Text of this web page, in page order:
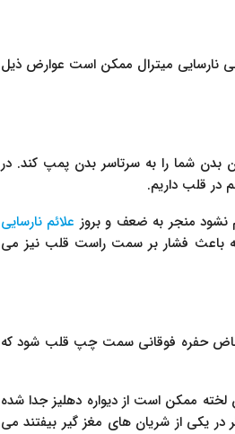
نارسایی میترال ممکن است عوارض ذیل
بدن شما را به سرتاسر بدن پمپ کند. در
در قلب داریم.
نشود منجر به ضعف و بروز علائم نارسایی
باعث فشار بر سمت راست قلب نیز می
حفره فوقانی سمت چپ قلب شود که
ممکن است از دیواره دهلیز جدا شده
یکی از شریان های مغز گیر بیفتند می